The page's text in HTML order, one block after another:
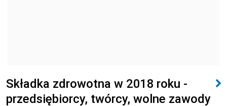
Składka zdrowotna w 2018 roku -
przedsiębiorcy, twórcy, wolne zawody